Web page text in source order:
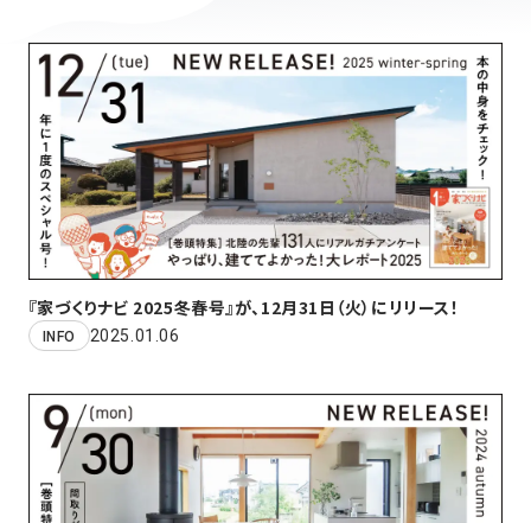
『家づくりナビ 2025冬春号』が、12月31日（火）にリリース！
INFO 2025.01.06